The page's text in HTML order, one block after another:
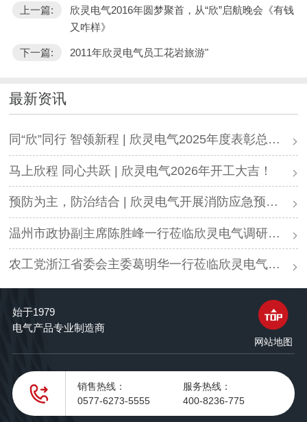
上一篇:
欣灵电气2016年圆梦聚首，从“欣”启航晚会《有钱
又咋样》
下一篇: 2011年欣灵电气员工花岩旅游"
最新资讯
同“欣”同行 智领新程 | 欣灵电气2025年度表彰总结大会暨新年酒会成功举办！
马上欣程 同心共跃 | 欣灵电气2026年开工大吉！
预防为主，防治结合 | 欣灵电气开展消防应急预案演练活动
温州市政协副主席陈胜峰一行莅临欣灵电气调研指导
农工党浙江省委会主委葛明华一行莅临欣灵电气考察调研
始于1979
电气产品专业制造商
网站地图
销售热线：
0577-6273-5555
服务热线：
400-8236-775